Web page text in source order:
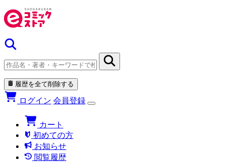
履歴を全て削除する
ログイン 会員登録
カート
初めての方
お知らせ
閲覧履歴